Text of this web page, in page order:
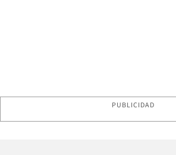
PUBLICIDAD